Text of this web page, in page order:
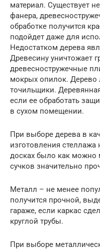
материал. Существует
фанера,
обработке получится
подойдет даже для
Недостатком дерева
Древесину уничтожает
древесностружечные
мокрых опилок. Дерево
точильщики.
если ее обработать
в сухом помещении.
При выборе дерева в
изготовления
досках было как можно
сучков значительно
Металл – не менее
получится прочной,
гараже, если каркас
круглой трубы.
При выборе